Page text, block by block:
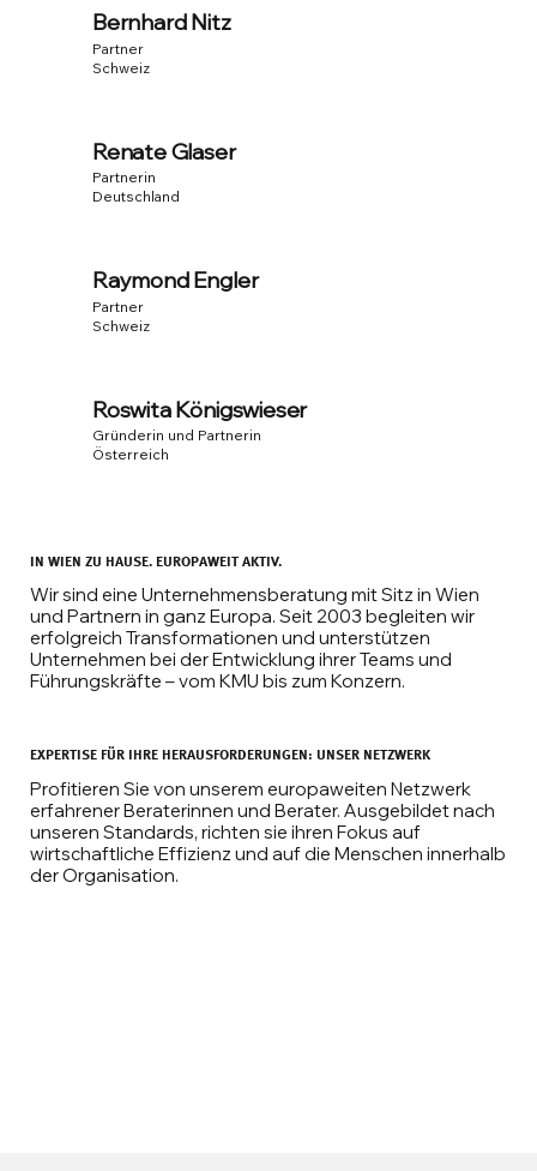
Bernhard Nitz
Partner
Schweiz
Renate Glaser
Partnerin
Deutschland
Raymond Engler
Partner
Schweiz
Roswita Königswieser
Gründerin und Partnerin
Österreich
IN WIEN ZU HAUSE. EUROPAWEIT AKTIV.
Wir sind eine Unternehmensberatung mit Sitz in Wien
und Partnern in ganz Europa. Seit 2003 begleiten wir
erfolgreich Transformationen und unterstützen
Unternehmen bei der Entwicklung ihrer Teams und
Führungskräfte – vom KMU bis zum Konzern.
EXPERTISE FÜR IHRE HERAUSFORDERUNGEN: UNSER NETZWERK
Profitieren Sie von unserem europaweiten Netzwerk
erfahrener Beraterinnen und Berater. Ausgebildet nach
unseren Standards, richten sie ihren Fokus auf
wirtschaftliche Effizienz und auf die Menschen innerhalb
der Organisation.